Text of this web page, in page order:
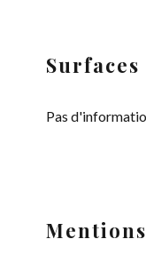
Surfaces
Pas